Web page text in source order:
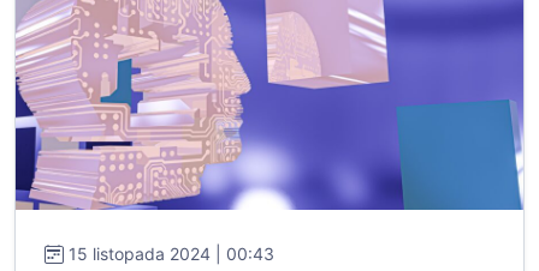
15 listopada 2024 | 00:43